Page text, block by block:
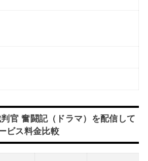
官 奮闘記（ドラマ）を配信して
ビス料金比較